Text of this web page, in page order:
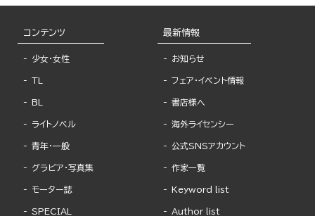
コンテンツ
少女・女性
TL
BL
ライトノベル
青年・一般
グラビア・写真集
モーター誌
SPECIAL
最新情報
お知らせ
フェア・イベント情報
書店様へ
海外ライセンシー
公式SNSアカウント
作家一覧
Keyword list
Author list